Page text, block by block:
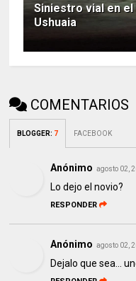
Siniestro vial en
Ushuaia
COMENTARIOS
BLOGGER: 7 FACEBOOK
Anónimo agosto 02,
Lo dejo el novio?
RESPONDER
Anónimo agosto 02,
Dejalo que sea...